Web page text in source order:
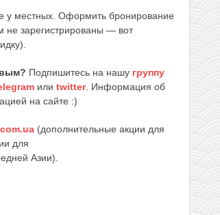
у местных. Оформить бронирование
не зарегистрированы — вот
Подпишитесь на нашу группу
или twitter. Информация об
на сайте :)
(дополнительные акции для
для
Азии).